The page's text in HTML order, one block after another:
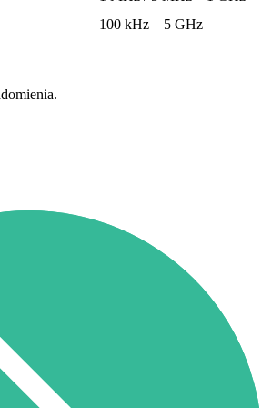
100 kHz – 5 GHz
—